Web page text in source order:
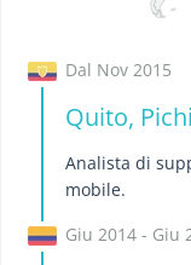
Dal Nov 2015
Quito,
Analista di
mobile.
Giu 2014 - Giu